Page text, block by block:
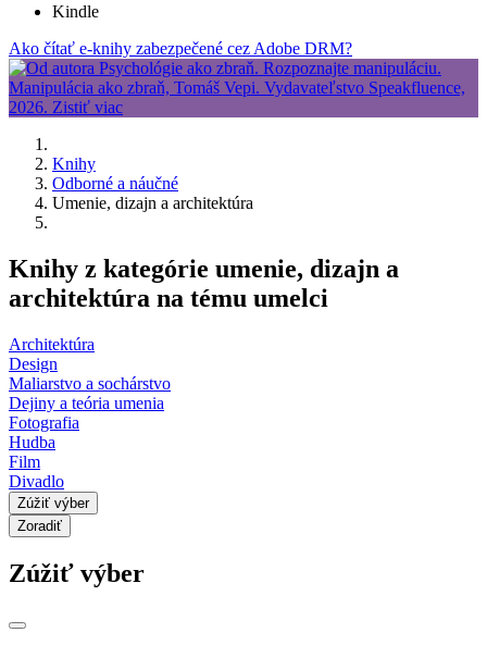
Kindle
Ako čítať e-knihy zabezpečené cez Adobe DRM?
Knihy
Odborné a náučné
Umenie, dizajn a architektúra
Knihy z kategórie umenie, dizajn a
architektúra na tému umelci
Architektúra
Design
Maliarstvo a sochárstvo
Dejiny a teória umenia
Fotografia
Hudba
Film
Divadlo
Zúžiť výber
Zoradiť
Zúžiť výber